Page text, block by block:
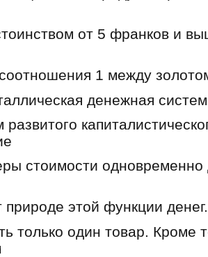
от 5 франков и
1 между
денежная
стоимости
природе этой функции
только один товар. Кроме